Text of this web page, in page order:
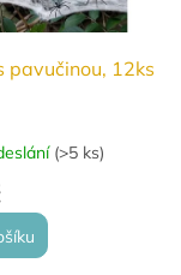
pavučinou, 12ks
(>5 ks)